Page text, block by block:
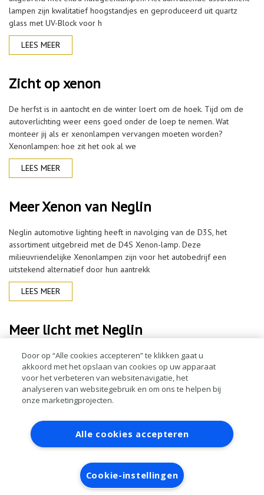
lampen zijn kwalitatief hoogstandjes en geproduceerd uit quartz
glass met UV-Block voor h
LEES MEER
Zicht op xenon
De herfst is in aantocht en de winter loert om de hoek. Tijd om de
autoverlichting weer eens goed onder de loep te nemen. Wat
monteer jij als er xenonlampen vervangen moeten worden?
Xenonlampen: hoe zit het ook al we
LEES MEER
Meer Xenon van Neglin
Neglin automotive lighting heeft in navolging van de D3S, het
assortiment uitgebreid met de D4S Xenon-lamp. Deze
milieuvriendelijke Xenonlampen zijn voor het autobedrijf een
uitstekend alternatief door hun aantrekk
LEES MEER
Meer licht met Neglin
Neglin automotive lighting heeft zijn assortiment autolampen
verruimd. Dit betekent voor het autobedrijf een grotere keus
hightech producten met een aantrekkelijk prijskaartje. In het verkeer
geldt een belangrijke
Contact Account aanvragen
Inloggen
RAI bestanden
Privacy
Algemene
voorwaarden
Verwerkersovereenkomst
Door op “Alle cookies accepteren” te klikken gaat u
akkoord met het opslaan van cookies op uw apparaat
voor het verbeteren van websitenavigatie, het
analyseren van websitegebruik en om ons te helpen bij
onze marketingprojecten.
Alle cookies accepteren
Cookie-instellingen